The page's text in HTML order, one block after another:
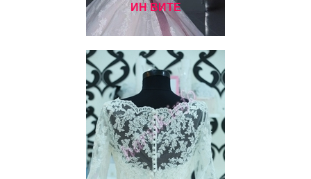
ИН ВИТЕ